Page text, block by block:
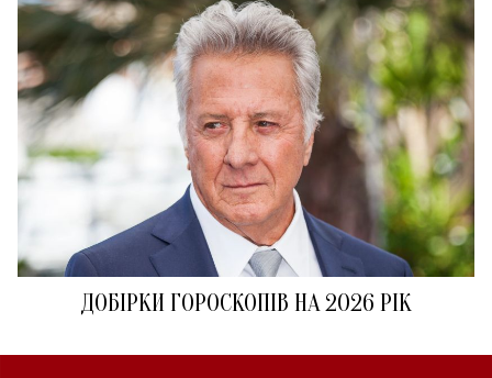
ДОБІРКИ ГОРОСКОПІВ НА 2026 РІК